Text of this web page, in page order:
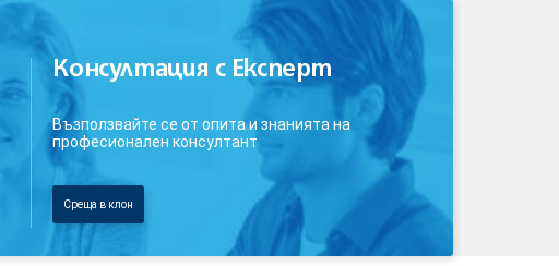
Консултация с Експерт
Възползвайте се от опита и знанията на
професионален консултант
Среща в клон